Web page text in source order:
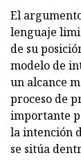
El
lenguaje
de su
modelo de
un alcance
proceso de
importante
la intención
se sitúa